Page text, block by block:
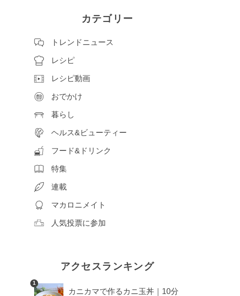
カテゴリー
トレンドニュース
レシピ
レシピ動画
おでかけ
暮らし
ヘルス&ビューティー
フード&ドリンク
特集
連載
マカロニメイト
人気投票に参加
アクセスランキング
1
カニカマで作るカニ玉丼｜10分